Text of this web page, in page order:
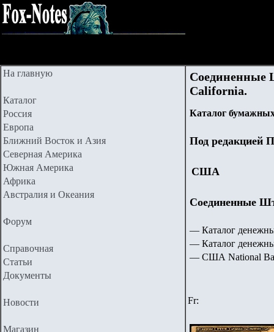
На главную
Каталог
Россия
Европа
Ближний Восток и Азия
Северная Америка
Южная Америка
Африка
Австралия и Океания
Форум
Справочная
Статьи
Документы
Новости
Магазин
Соединенные
California.
Каталог
Под редакцией
США
Соединенные
— Каталог
— Каталог
— США National
Fr: